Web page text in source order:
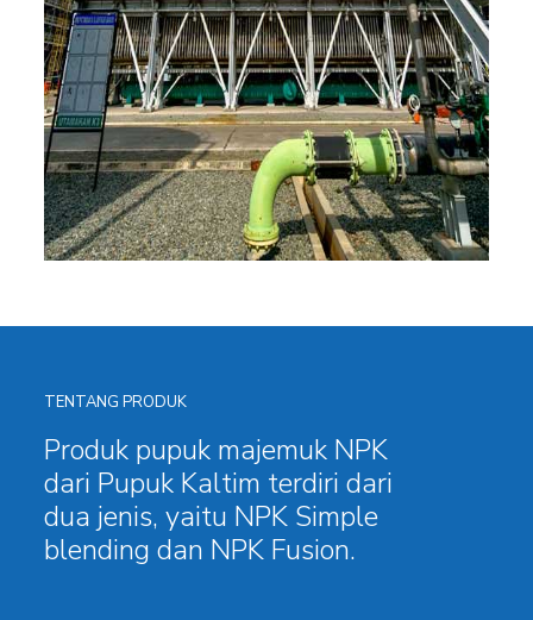
TENTANG PRODUK
Produk pupuk majemuk NPK
dari Pupuk Kaltim terdiri dari
dua jenis, yaitu NPK Simple
blending dan NPK Fusion.